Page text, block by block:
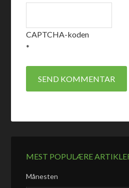
CAPTCHA-koden
*
MEST POPULÆRE
Månesten